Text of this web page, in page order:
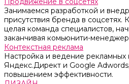
Занимаемся разработкой и
присутствия бренда в соцсетях.
целая команда специалистов,
заканчивая комьюнити-
Контекстная реклама
Настройка и ведение рекламных
Яндекс.Директ и Google
повышением эффективности.